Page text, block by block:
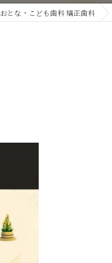
とな・こども歯科 矯正歯科